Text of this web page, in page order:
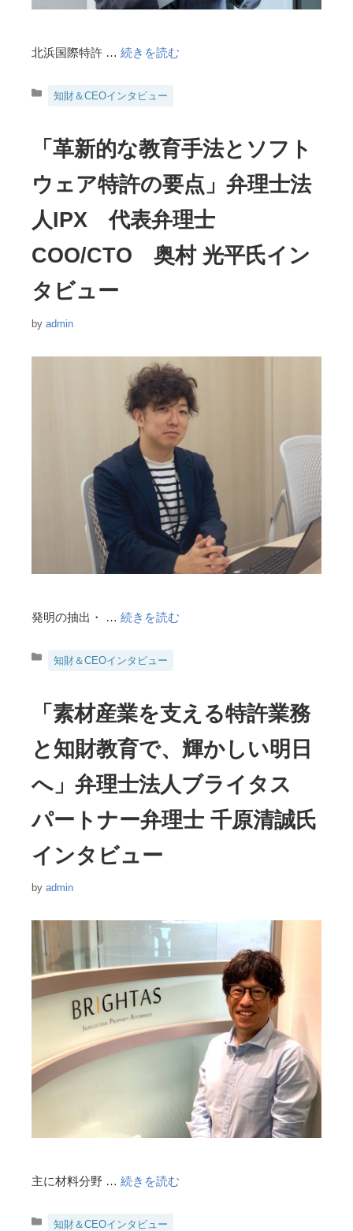
北浜国際特許 … 続きを読む
カ
リ
ー
知財＆CEOインタビュー
「革新的な教育手法とソフト
ウェア特許の要点」弁理士法
人IPX 代表弁理士
COO/CTO 奥村 光平氏イン
タビュー
by admin
発明の抽出・ … 続きを読む
カ
リ
ー
知財＆CEOインタビュー
「素材産業を支える特許業務
と知財教育で、輝かしい明日
へ」弁理士法人ブライタス
パートナー弁理士 千原清誠氏
インタビュー
by admin
主に材料分野 … 続きを読む
カ
知財＆CEOインタビュー